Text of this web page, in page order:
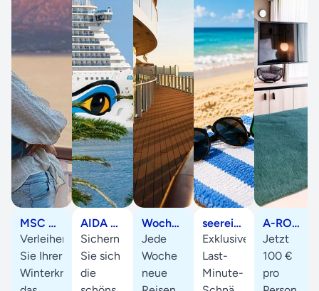
MSC Upgrade Special
Verleihen
Sie Ihrer
Winterkreuzfahrt
AIDA Sonne statt Winter
Sichern
Sie sich
die
Wochenangebote
Jede
Woche
neue
seereisen.de WhatsApp Kanal
Exklusive
Last-
Minute-
A-ROSA Suiten Special
Jetzt
100 €
pro